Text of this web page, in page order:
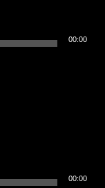
00:00
00:00